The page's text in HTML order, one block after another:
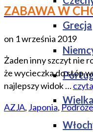
Grecja
ZABAWA W
on 1 września 2019
Żaden inny szczyt nie
że wycieczka do stóp
najlepszy widok …
AZJA, Japonia, Podróże